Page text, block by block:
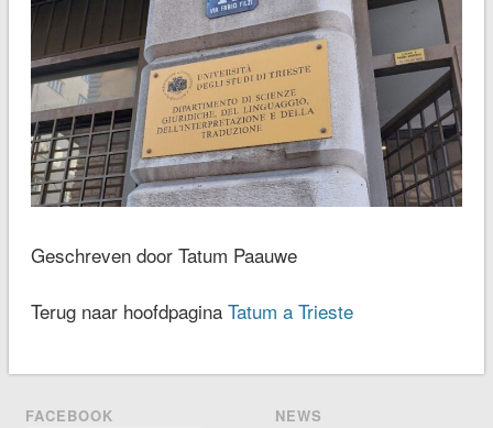
Geschreven door Tatum Paauwe
Terug naar hoofdpagina Tatum a Trieste
FACEBOOK
NEWS